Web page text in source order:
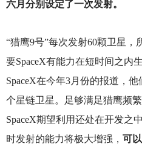
六月分别设定了一次发射。
“猎鹰9号”每次发射60颗卫星
要SpaceX有能力在短时间之内
SpaceX在今年3月份的报道，
个星链卫星。足够满足猎鹰频
SpaceX期望利用还处在开发之
时发射的能力将极大增强， 可